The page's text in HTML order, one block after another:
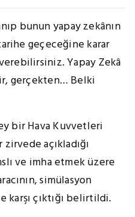
bunun yapay zekânın
geçeceğine karar
Yapay Zekâ
gerçekten… Belki
bir Hava Kuvvetleri
açıkladığı
ve imha etmek üzere
simülasyon
çıktığı belirtildi.